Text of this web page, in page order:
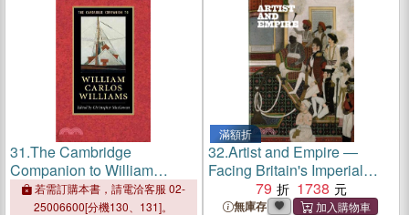
31.The Cambridge
Companion to William
Carlos Williams
若需訂購本書，請電洽客服 02-
25006600[分機130、131]。
滿額折
32.Artist and Empire ―
Facing Britain's Imperial
79 1738
無庫存